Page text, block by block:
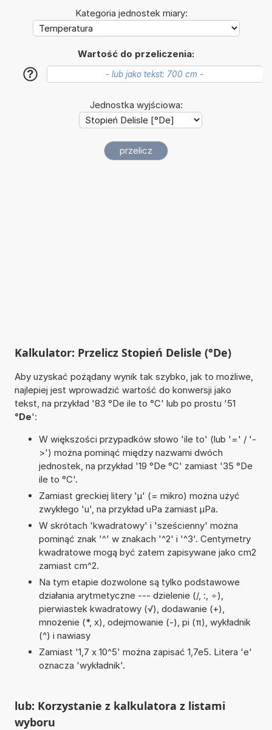
Kategoria jednostek miary:
Wartość do przeliczenia:
?
Jednostka wyjściowa:
Kalkulator: Przelicz Stopień Delisle (°De)
Aby uzyskać pożądany wynik tak szybko, jak to możliwe,
najlepiej jest wprowadzić wartość do konwersji jako
tekst, na przykład '83 °De ile to °C' lub po prostu '51
°De':
W większości przypadków słowo 'ile to' (lub '=' / '-
>') można pominąć między nazwami dwóch
jednostek, na przykład '19 °De °C' zamiast '35 °De
ile to °C'.
Zamiast greckiej litery 'µ' (= mikro) można użyć
zwykłego 'u', na przykład uPa zamiast µPa.
W skrótach 'kwadratowy' i 'sześcienny' można
pominąć znak '^' w znakach '^2' i '^3'. Centymetry
kwadratowe mogą być zatem zapisywane jako cm2
zamiast cm^2.
Na tym etapie dozwolone są tylko podstawowe
działania arytmetyczne --- dzielenie (/, :, ÷),
pierwiastek kwadratowy (√), dodawanie (+),
mnożenie (*, x), odejmowanie (-), pi (π), wykładnik
(^) i nawiasy
Zamiast '1,7 x 10^5' można zapisać 1,7e5. Litera 'e'
oznacza 'wykładnik'.
lub: Korzystanie z kalkulatora z listami
wyboru